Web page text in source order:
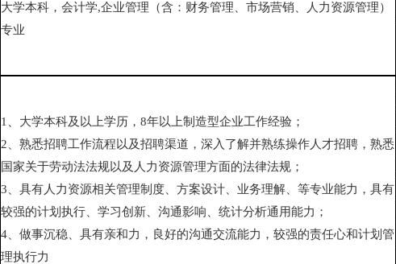
大学本科，会计学,企业管理（含：财务管理、市场营销、人力资源管理）
专业
1、大学本科及以上学历，8年以上制造型企业工作经验；
2、熟悉招聘工作流程以及招聘渠道，深入了解并熟练操作人才招聘，熟悉
国家关于劳动法法规以及人力资源管理方面的法律法规；
3、具有人力资源相关管理制度、方案设计、业务理解、等专业能力，具有
较强的计划执行、学习创新、沟通影响、统计分析通用能力；
4、做事沉稳、具有亲和力，良好的沟通交流能力，较强的责任心和计划管
理执行力